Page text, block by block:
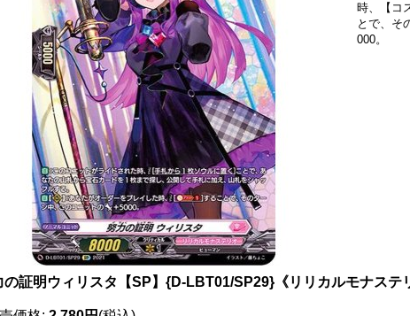
時、【コ
とで、そ
000。
の証明ウィリスタ【SP】{D-LBT01/SP29}《リリカルモナステ